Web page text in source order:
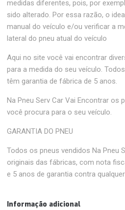
medidas diferentes, pois, por
sido alterado. Por essa razão, o
manual do veículo e/ou verificar a
lateral do pneu atual do veículo
Aqui no site você vai encontrar
para a medida do seu veículo.
têm garantia de fábrica de 5 anos.
Na Pneu Serv Car Vai Encontrar os
você procura para o seu veículo.
GARANTIA DO PNEU
Todos os pneus vendidos Na Pneu
originais das fábricas, com nota
e 5 anos de garantia contra
Informação adicional